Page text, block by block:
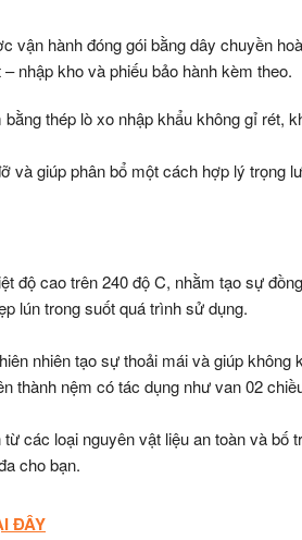
vận hành đóng gói bằng dây chuyền
nhập kho và phiếu bảo hành kèm theo.
thép lò xo nhập khẩu không gỉ rét,
và giúp phân bổ một cách hợp lý trọng
độ cao trên 240 độ C, nhằm tạo sự
lún trong suốt quá trình sử dụng.
nhiên tạo sự thoải mái và giúp
thành nệm có tác dụng như van 02
các loại nguyên vật liệu an toàn và bố
cho bạn.
ĐÂY